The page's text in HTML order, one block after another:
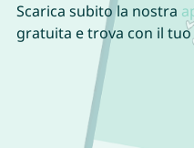
Scarica subito la nostra
gratuita e trova con il